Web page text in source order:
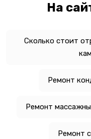
На
Сколько стоит
Ремонт
Ремонт
Ремонт